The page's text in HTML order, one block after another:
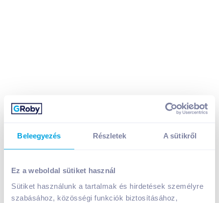
Beleegyezés Részletek A sütikről
Ez a weboldal sütiket használ
Sütiket használunk a tartalmak és hirdetések személyre
szabásához, közösségi funkciók biztosításához,
Valdor ZIZU csirkemellfilé ropogós bundában 500 g
Ft /
Nettó eladási ár: 2 118Ft /db(27% áfa)